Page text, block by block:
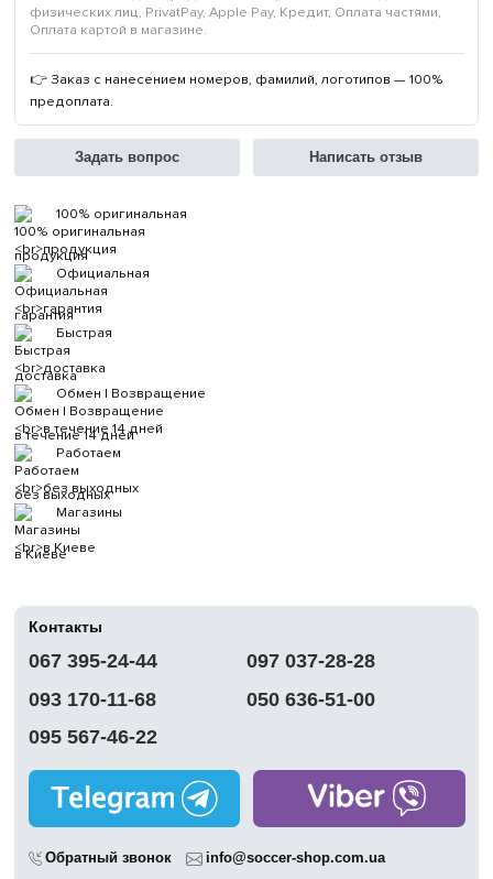
физических лиц, PrivatPay, Apple Pay, Кредит, Оплата частями,
Оплата картой в магазине.
👉 Заказ с нанесением номеров, фамилий, логотипов — 100%
предоплата.
Задать вопрос Написать отзыв
100% оригинальная
продукция
Официальная
гарантия
Быстрая
доставка
Обмен | Возвращение
в течение 14 дней
Работаем
без выходных
Магазины
в Киеве
Контакты
067 395-24-44
097 037-28-28
093 170-11-68
050 636-51-00
095 567-46-22
Обратный звонок info@soccer-shop.com.ua